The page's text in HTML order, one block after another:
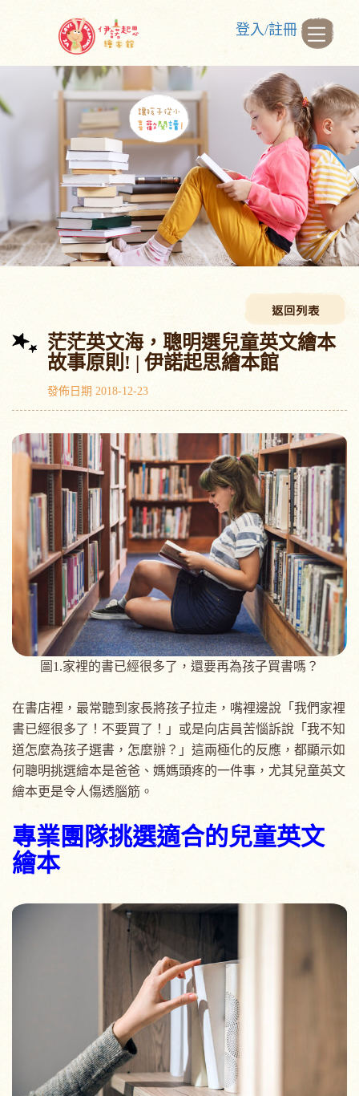
登入/註冊
茫茫英文海，聰明選兒童英文繪本
故事原則! | 伊諾起思繪本館
發佈日期 2018-12-23
圖1.家裡的書已經很多了，還要再為孩子買書嗎？
在書店裡，最常聽到家長將孩子拉走，嘴裡邊說「我們家裡
書已經很多了！不要買了！」或是向店員苦惱訴說「我不知
道怎麼為孩子選書，怎麼辦？」這兩極化的反應，都顯示如
何聰明挑選繪本是爸爸、媽媽頭疼的一件事，尤其兒童英文
繪本更是令人傷透腦筋。
專業團隊挑選適合的兒童英文
繪本